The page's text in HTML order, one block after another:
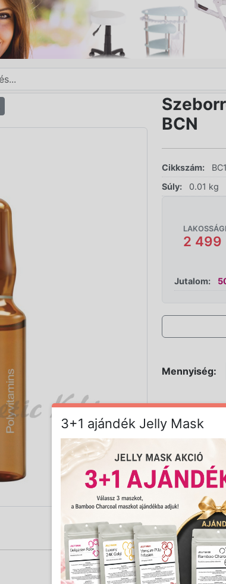
BCN
Cikkszám:
Súly:
0.01 kg
2 499
Jutalom:
Mennyiség:
3+1 ajándék Jelly Mask